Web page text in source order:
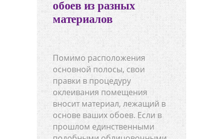
обоев из разных
материалов
Помимо расположения
основной полосы, свои
правки в процедуру
оклеивания помещения
вносит материал, лежащий в
основе ваших обоев. Если в
прошлом единственными